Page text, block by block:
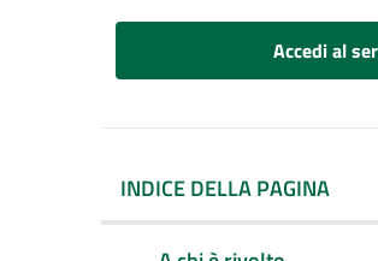
Accedi al
INDICE DELLA PAGINA